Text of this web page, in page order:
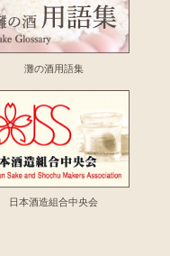
灘の酒用語集
日本酒造組合中央会